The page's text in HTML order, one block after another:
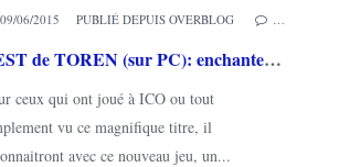
09/06/2015 PUBLIÉ DEPUIS OVERBLOG
TEST de TOREN (sur PC): enchanteur mais techniquement pas à la hauteur...
ceux qui ont joué à ICO ou tout
vu ce magnifique titre, il
avec ce nouveau jeu, un...